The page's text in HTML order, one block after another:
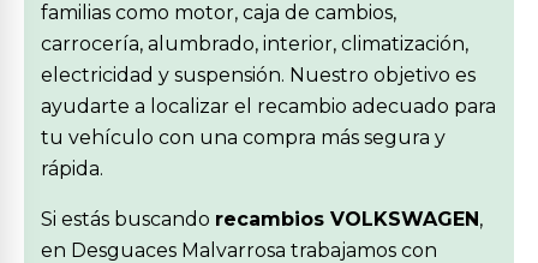
familias como motor, caja de cambios,
carrocería, alumbrado, interior, climatización,
electricidad y suspensión. Nuestro objetivo es
ayudarte a localizar el recambio adecuado para
tu vehículo con una compra más segura y
rápida.
Si estás buscando recambios VOLKSWAGEN,
en Desguaces Malvarrosa trabajamos con